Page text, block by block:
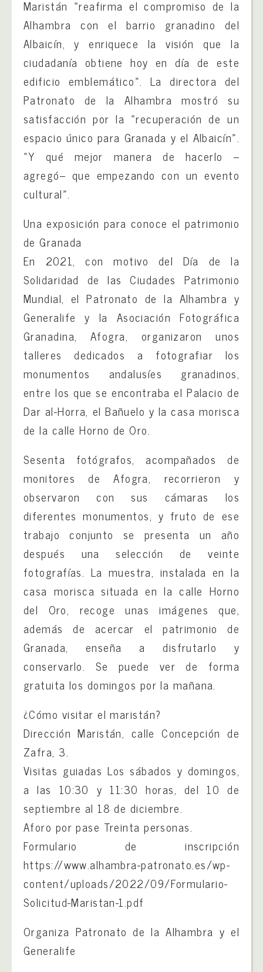
Maristán «reafirma el compromiso de la
Alhambra con el barrio granadino del
Albaicín, y enriquece la visión que la
ciudadanía obtiene hoy en día de este
edificio emblemático». La directora del
Patronato de la Alhambra mostró su
satisfacción por la «recuperación de un
espacio único para Granada y el Albaicín».
«Y qué mejor manera de hacerlo –
agregó– que empezando con un evento
cultural».
Una exposición para conoce el patrimonio
de Granada
En 2021, con motivo del Día de la
Solidaridad de las Ciudades Patrimonio
Mundial, el Patronato de la Alhambra y
Generalife y la Asociación Fotográfica
Granadina, Afogra, organizaron unos
talleres dedicados a fotografiar los
monumentos andalusíes granadinos,
entre los que se encontraba el Palacio de
Dar al-Horra, el Bañuelo y la casa morisca
de la calle Horno de Oro.
Sesenta fotógrafos, acompañados de
monitores de Afogra, recorrieron y
observaron con sus cámaras los
diferentes monumentos, y fruto de ese
trabajo conjunto se presenta un año
después una selección de veinte
fotografías. La muestra, instalada en la
casa morisca situada en la calle Horno
del Oro, recoge unas imágenes que,
además de acercar el patrimonio de
Granada, enseña a disfrutarlo y
conservarlo. Se puede ver de forma
gratuita los domingos por la mañana.
¿Cómo visitar el maristán?
Dirección Maristán, calle Concepción de
Zafra, 3.
Visitas guiadas Los sábados y domingos,
a las 10:30 y 11:30 horas, del 10 de
septiembre al 18 de diciembre.
Aforo por pase Treinta personas.
Formulario de inscripción
https://www.alhambra-patronato.es/wp-
content/uploads/2022/09/Formulario-
Solicitud-Maristan-1.pdf
Organiza Patronato de la Alhambra y el
Generalife